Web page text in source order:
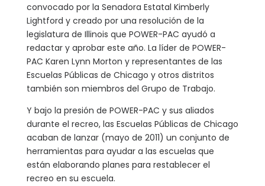
convocado por la Senadora Estatal Kimberly
Lightford y creado por una resolución de la
legislatura de Illinois que POWER-PAC ayudó a
redactar y aprobar este año. La líder de POWER-
PAC Karen Lynn Morton y representantes de las
Escuelas Públicas de Chicago y otros distritos
también son miembros del Grupo de Trabajo.
Y bajo la presión de POWER-PAC y sus aliados
durante el recreo, las Escuelas Públicas de Chicago
acaban de lanzar (mayo de 2011) un conjunto de
herramientas para ayudar a las escuelas que
están elaborando planes para restablecer el
recreo en su escuela.